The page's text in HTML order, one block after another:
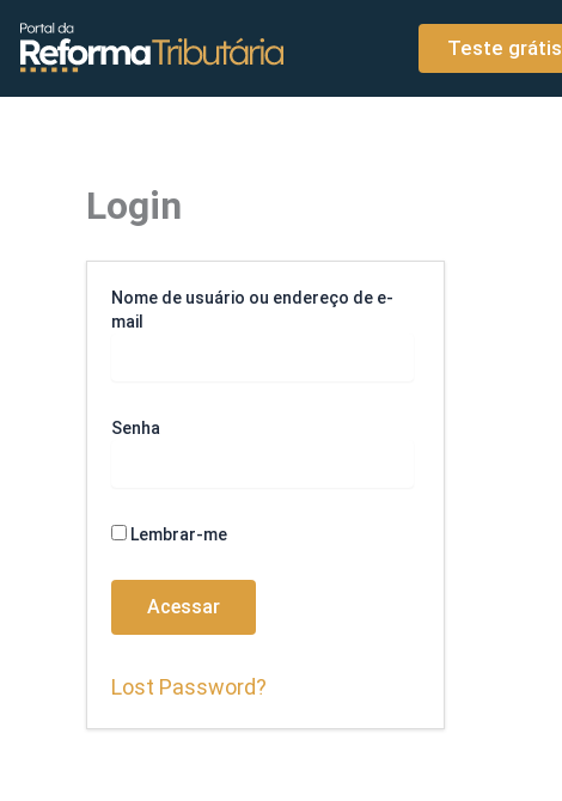
conteúdo
Teste grátis
Login
Nome de usuário ou endereço de e-
mail
Senha
Lembrar-me
Lost Password?